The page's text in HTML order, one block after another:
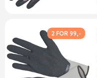
2 FOR 99,-